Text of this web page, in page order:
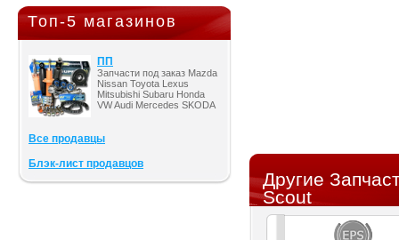
Топ-5 магазинов
ПП
Запчасти под заказ Mazda
Nissan Toyota Lexus
Mitsubishi Subaru Honda
VW Audi Mercedes SKODA
Все продавцы
Блэк-лист продавцов
Другие
Scout